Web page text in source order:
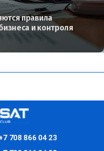
правила
и контроля
708 866 04 23